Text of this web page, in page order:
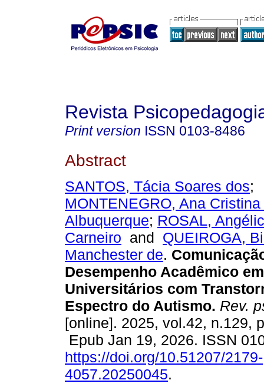
Revista
Print version ISSN 0103-8486
Abstract
SANTOS, Tácia Soares dos;
MONTENEGRO, Ana Cristina
Albuquerque; ROSAL,
Carneiro and QUEIROGA,
Manchester de.
Desempenho Acadêmico em
Universitários com
Espectro do Autismo. Rev.
[online]. 2025, vol.42, n.129,
Epub Jan 19, 2026. ISSN
https://doi.org/10.51207/2179-
4057.20250045.